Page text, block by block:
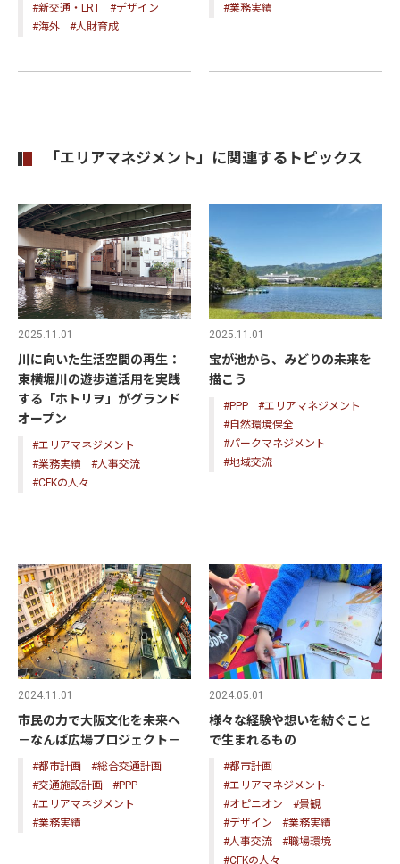
#新交通・LRT
#デザイン
#海外
#人財育成
#業務実績
「エリアマネジメント」に関連するトピックス
2025.11.01
川に向いた生活空間の再生：
東横堀川の遊歩道活用を実践
する「ホトリヲ」がグランド
オープン
#エリアマネジメント
#業務実績
#人事交流
#CFKの人々
2025.11.01
宝が池から、みどりの未来を
描こう
#PPP
#エリアマネジメント
#自然環境保全
#パークマネジメント
#地域交流
2024.11.01
市民の力で大阪文化を未来へ
－なんば広場プロジェクト－
#都市計画
#総合交通計画
#交通施設計画
#PPP
#エリアマネジメント
#業務実績
2024.05.01
様々な経験や想いを紡ぐこと
で生まれるもの
#都市計画
#エリアマネジメント
#オピニオン
#景観
#デザイン
#業務実績
#人事交流
#職場環境
#CFKの人々